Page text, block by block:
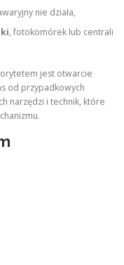
nie działa,
, fotokomórek lub centrali
jest otwarcie
od przypadkowych
narzędzi i technik, które